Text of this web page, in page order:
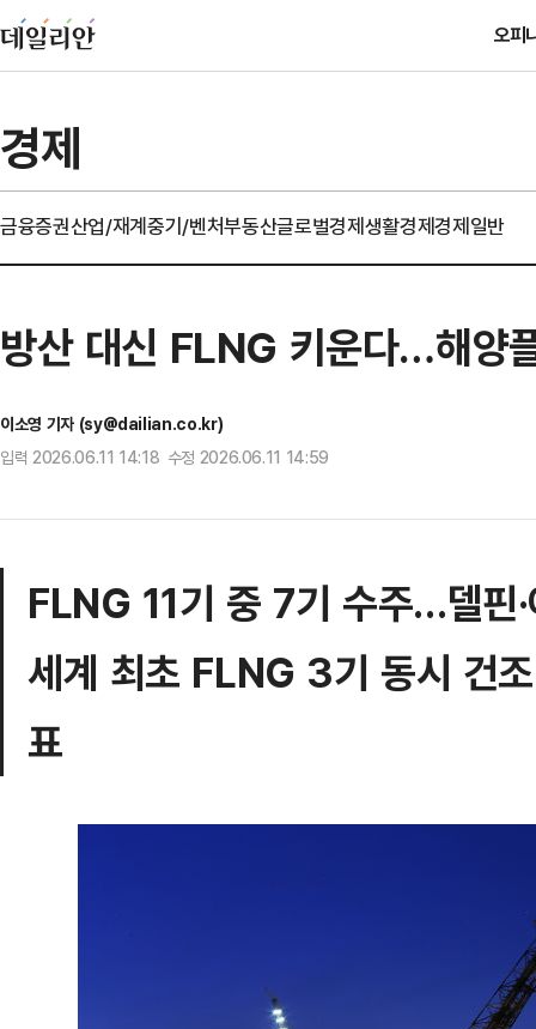
오피
경제
금융증권산업/재계중기/벤처부동산글로벌경제생활경제경제일반
방산 대신 FLNG 키운다…해양
이소영 기자 (sy@dailian.co.kr)
입력 2026.06.11 14:18 수정 2026.06.11 14:59
FLNG 11기 중 7기 수주…델핀
세계 최초 FLNG 3기 동시 건
표